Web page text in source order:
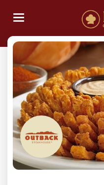
Toggle navigation